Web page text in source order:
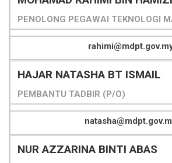
PENOLONG PEGAWAI TEKNOLOGI
HAJAR NATASHA BT ISMAIL
PEMBANTU TADBIR (P/O)
NUR AZZARINA BINTI ABAS